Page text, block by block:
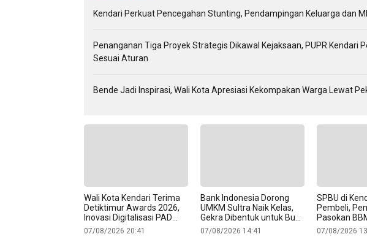
Kendari Perkuat Pencegahan Stunting, Pendampingan Keluarga dan
Penanganan Tiga Proyek Strategis Dikawal Kejaksaan, PUPR Kendari
Sesuai Aturan
Bende Jadi Inspirasi, Wali Kota Apresiasi Kekompakan Warga Lewat
Wali Kota Kendari Terima
Detiktimur Awards 2026,
Inovasi Digitalisasi PAD
Raih Pengakuan Nasional
07/08/2026 20:41
Bank Indonesia Dorong
UMKM Sultra Naik Kelas,
Gekra Dibentuk untuk Buka
Jalan Produk Lokal ke
Pasar Ekspor
07/08/2026 14:41
SPBU di
Pembeli,
Pasokan
07/08/2026